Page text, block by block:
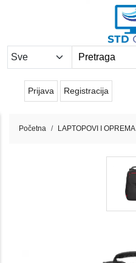
Prijava Registracija
Početna LAPTOPOVI I OPREMA